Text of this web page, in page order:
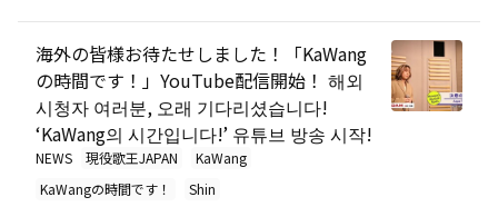
海外の皆様お待たせしました！「KaWang
の時間です！」YouTube配信開始！ 해외
시청자 여러분, 오래 기다리셨습니다!
‘KaWang의 시간입니다!’ 유튜브 방송 시작!
NEWS 現役歌王JAPAN
KaWang
KaWangの時間です！
Shin